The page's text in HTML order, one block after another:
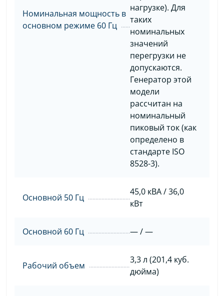
Номинальная мощность в
основном режиме 60 Гц
нагрузке). Для
таких
номинальных
значений
перегрузки не
допускаются.
Генератор этой
модели
рассчитан на
номинальный
пиковый ток (как
определено в
стандарте ISO
8528-3).
Основной 50 Гц
45,0 кВА / 36,0
кВт
Основной 60 Гц — / —
Рабочий объем
3,3 л (201,4 куб.
дюйма)